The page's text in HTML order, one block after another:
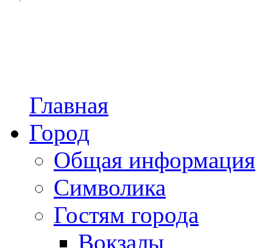
Главная
Город
Общая информация
Символика
Гостям города
Вокзалы